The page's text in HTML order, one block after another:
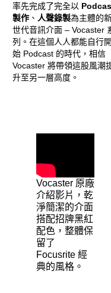
率先完成了完全以
製作、 人聲錄製為主體的
世代音訊介面 – Vocaster
列。在這個人人都能自行開
始 Podcast 的時代，相信
Vocaster 將帶領這股風潮
升至另一層高度。
Vocaster 原廠
介紹影片，乾
淨簡潔的介面
搭配招牌黑紅
配色，整體保
留了
Focusrite 經
典的風格。